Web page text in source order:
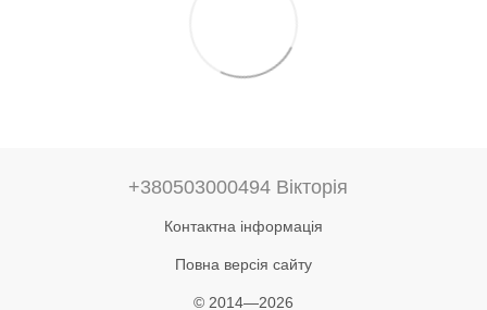
+380503000494 Вікторія
Контактна інформація
Повна версія сайту
© 2014—2026